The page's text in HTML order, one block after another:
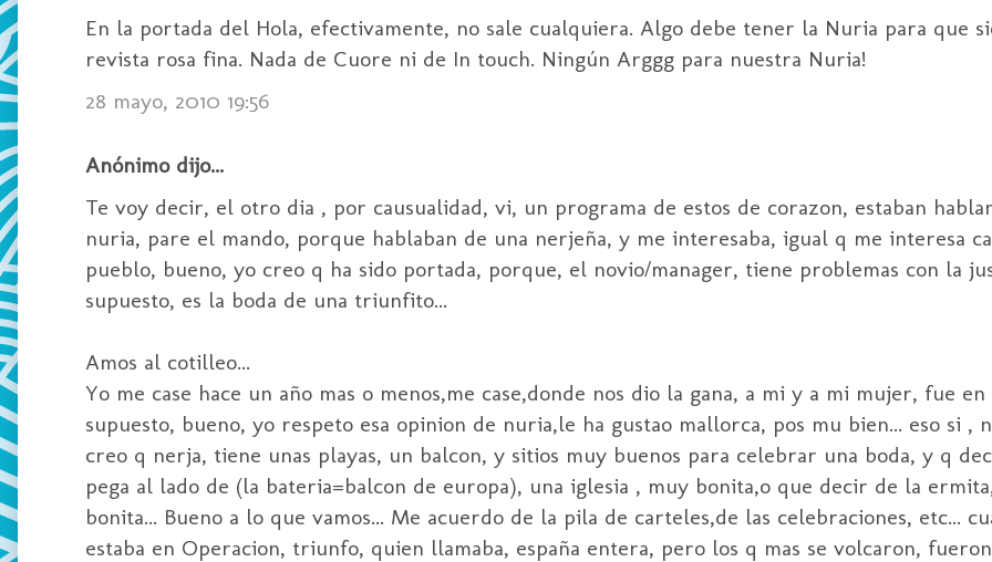
En la portada del Hola, efectivamente, no sale cualquiera. Algo debe tener la Nuria para que
revista rosa fina. Nada de Cuore ni de In touch. Ningún Arggg para nuestra Nuria!
28 mayo, 2010 19:56
Anónimo dijo...
Te voy decir, el otro dia , por causualidad, vi, un programa de estos de corazon, estaban
nuria, pare el mando, porque hablaban de una nerjeña, y me interesaba, igual q me interesa
pueblo, bueno, yo creo q ha sido portada, porque, el novio/manager, tiene problemas con la
supuesto, es la boda de una triunfito...
Amos al cotilleo...
Yo me case hace un año mas o menos,me case,donde nos dio la gana, a mi y a mi mujer, fue
supuesto, bueno, yo respeto esa opinion de nuria,le ha gustao mallorca, pos mu bien... eso si ,
creo q nerja, tiene unas playas, un balcon, y sitios muy buenos para celebrar una boda, y q
pega al lado de (la bateria=balcon de europa), una iglesia , muy bonita,o que decir de la
bonita... Bueno a lo que vamos... Me acuerdo de la pila de carteles,de las celebraciones, etc...
estaba en Operacion, triunfo, quien llamaba, españa entera, pero los q mas se volcaron,